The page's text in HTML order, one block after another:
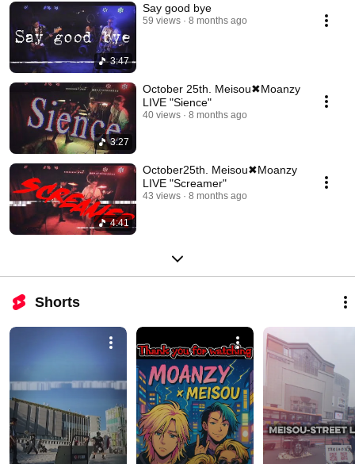
3:47
Say good bye
59 views 8 months ago
3:27
October 25th. Meisou✖︎Moanzy
LIVE "Sience"
40 views 8 months ago
4:41
October25th. Meisou✖︎Moanzy
LIVE "Screamer"
43 views 8 months ago
Shorts